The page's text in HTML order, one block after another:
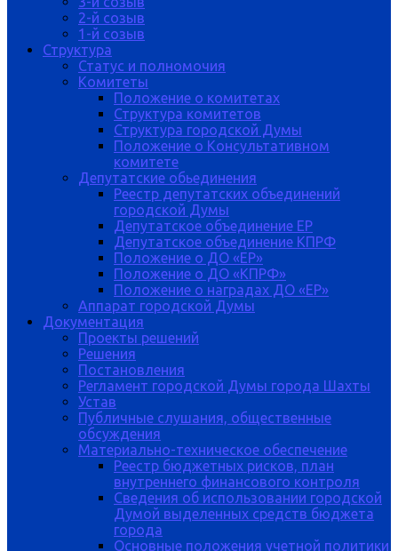
2-й созыв
1-й созыв
Структура
Статус и полномочия
Комитеты
Положение о комитетах
Структура комитетов
Структура городской Думы
Положение о Консультативном
комитете
Депутатские обьединения
Реестр депутатских объединений
городской Думы
Депутатское объединение ЕР
Депутатское объединение КПРФ
Положение о ДО «ЕР»
Положение о ДО «КПРФ»
Положение о наградах ДО «ЕР»
Аппарат городской Думы
Документация
Проекты решений
Решения
Постановления
Регламент городской Думы города Шахты
Устав
Публичные слушания, общественные
обсуждения
Материально-техническое обеспечение
Реестр бюджетных рисков, план
внутреннего финансового контроля
Сведения об использовании городской
Думой выделенных средств бюджета
города
Основные положения учетной политики